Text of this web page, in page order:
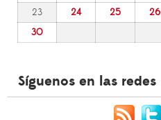
23
24 25 26
30
Síguenos en las redes